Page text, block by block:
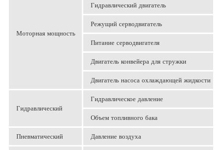
Моторная мощность
Гидравлический двигатель
Режущий серводвигатель
Питание серводвигателя
Двигатель конвейера для стружки
Двигатель насоса охлаждающей жидкости
Гидравлический
Гидравлическое давление
Объем топливного бака
Пневматический Давление воздуха